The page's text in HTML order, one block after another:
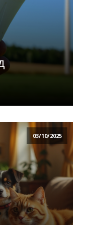
03/10/2025